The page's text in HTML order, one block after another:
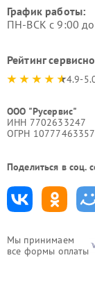
Мы принимаем
все формы оплаты
График работы:
ПН-ВСК с 9:00
Рейтинг
4.9-
ООО "Русервис"
ИНН 7702633247
ОГРН
Поделиться в соц.